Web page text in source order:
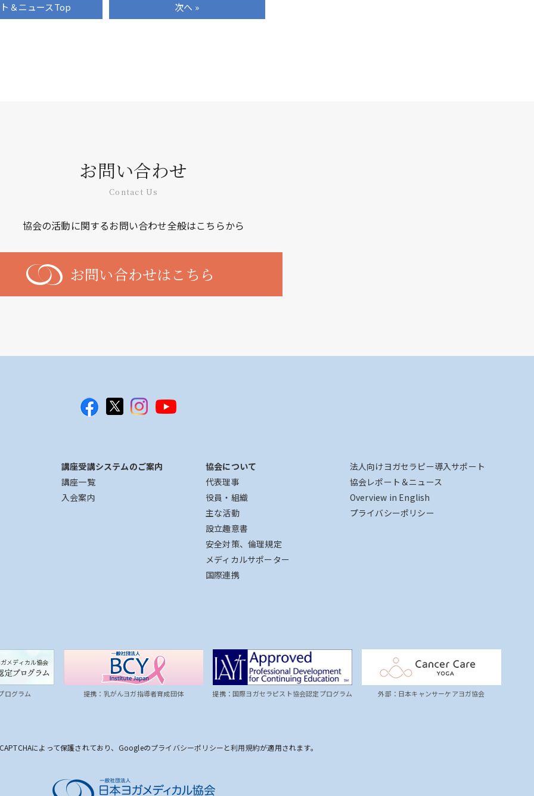
＆ニュースTop 次へ »
お問い合わせ
Contact Us
協会の活動に関するお問い合わせ全般はこちらから
お問い合わせはこちら
講座受講システムのご案内
講座一覧
入会案内
協会について
代表理事
役員・組織
主な活動
設立趣意書
安全対策、倫理規定
メディカルサポーター
国際連携
法人向けヨガセラピー導入サポート
協会レポート＆ニュース
Overview in English
プライバシーポリシー
ログラム 提携：乳がんヨガ指導者育成団体 提携：国際ヨガセラピスト協会認定プログラム 外部：日本キャンサーケアヨガ協会
によって保護されており、Googleのプライバシーポリシーと利用規約が適用されます。